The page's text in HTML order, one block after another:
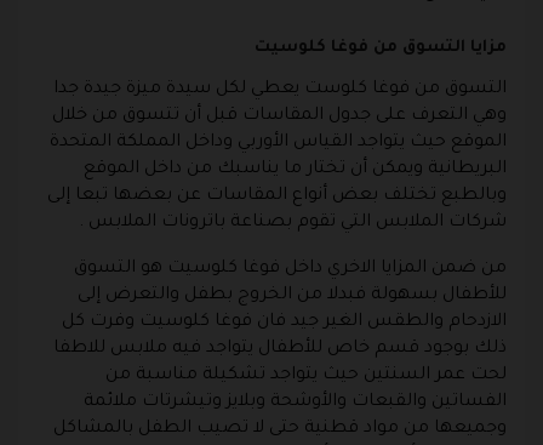
مزايا التسوق من فوغا كلوسيت
التسوق من فوغا كلوست يعطي لكل سيدة ميزة جيدة جدا
وهي التعرف على جدول المقاسات قبل أن تتسوق من خلال
الموقع حيث يتواجد القياس الأوربي وداخل المملكة المتحدة
البريطانية ويمكن أن تختار ما يناسبك من داخل الموقع
وبالطبع تختلف بعض أنواع المقاسات عن بعضها تبعا إلى
شركات الملابس التي تقوم بصناعة باترونات الملابس .
من ضمن المزايا الاخري داخل فوغا كلوسيت هو التسوق
للأطفال بسهولة فبدلا من الخروج بطفل والتعرض إلى
الازدحام والطقس الغير جيد فان فوغا كلوسيت وفرت كل
ذلك بوجود قسم خاص للأطفال يتواجد فيه ملابس للاطفا
لحت عمر السنتين حيث يتواجد تشكيلة مناسبة من
الفساتين والقبعات والأوشحة وبلايز وتيشرتات ملائمة
وجميعها من مواد قطنية حتى لا تصيب الطفل بالمشاكل